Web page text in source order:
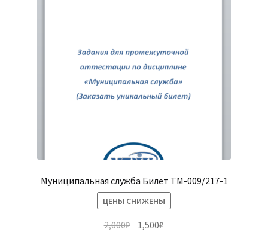
товара.
Муниципальная служба Билет ТМ-009/217-1
ЦЕНЫ СНИЖЕНЫ
2,000₽ Первоначальная
1,500₽